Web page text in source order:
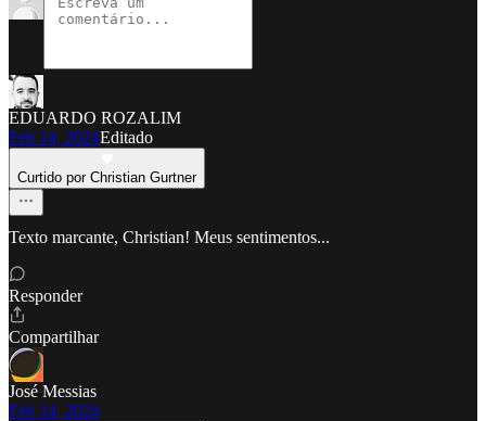
EDUARDO ROZALIM
Feb 14, 2024Editado
Curtido por Christian Gurtner
Texto marcante, Christian! Meus sentimentos...
Responder
Compartilhar
José Messias
Feb 14, 2024